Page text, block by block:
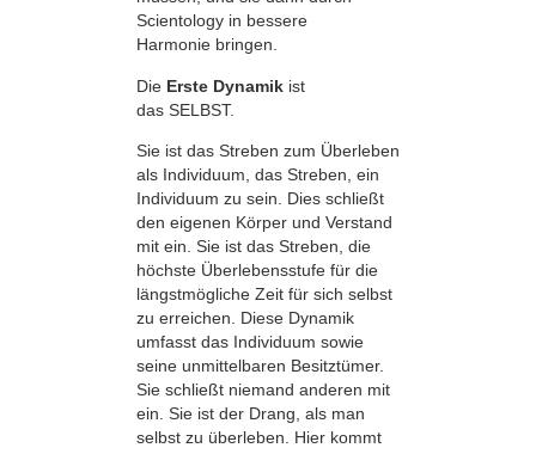
Scientology in bessere
Harmonie bringen.
Die Erste Dynamik ist
das SELBST.
Sie ist das Streben zum Überleben
als Individuum, das Streben, ein
Individuum zu sein. Dies schließt
den eigenen Körper und Verstand
mit ein. Sie ist das Streben, die
höchste Überlebensstufe für die
längstmögliche Zeit für sich selbst
zu erreichen. Diese Dynamik
umfasst das Individuum sowie
seine unmittelbaren Besitztümer.
Sie schließt niemand anderen mit
ein. Sie ist der Drang, als man
selbst zu überleben. Hier kommt